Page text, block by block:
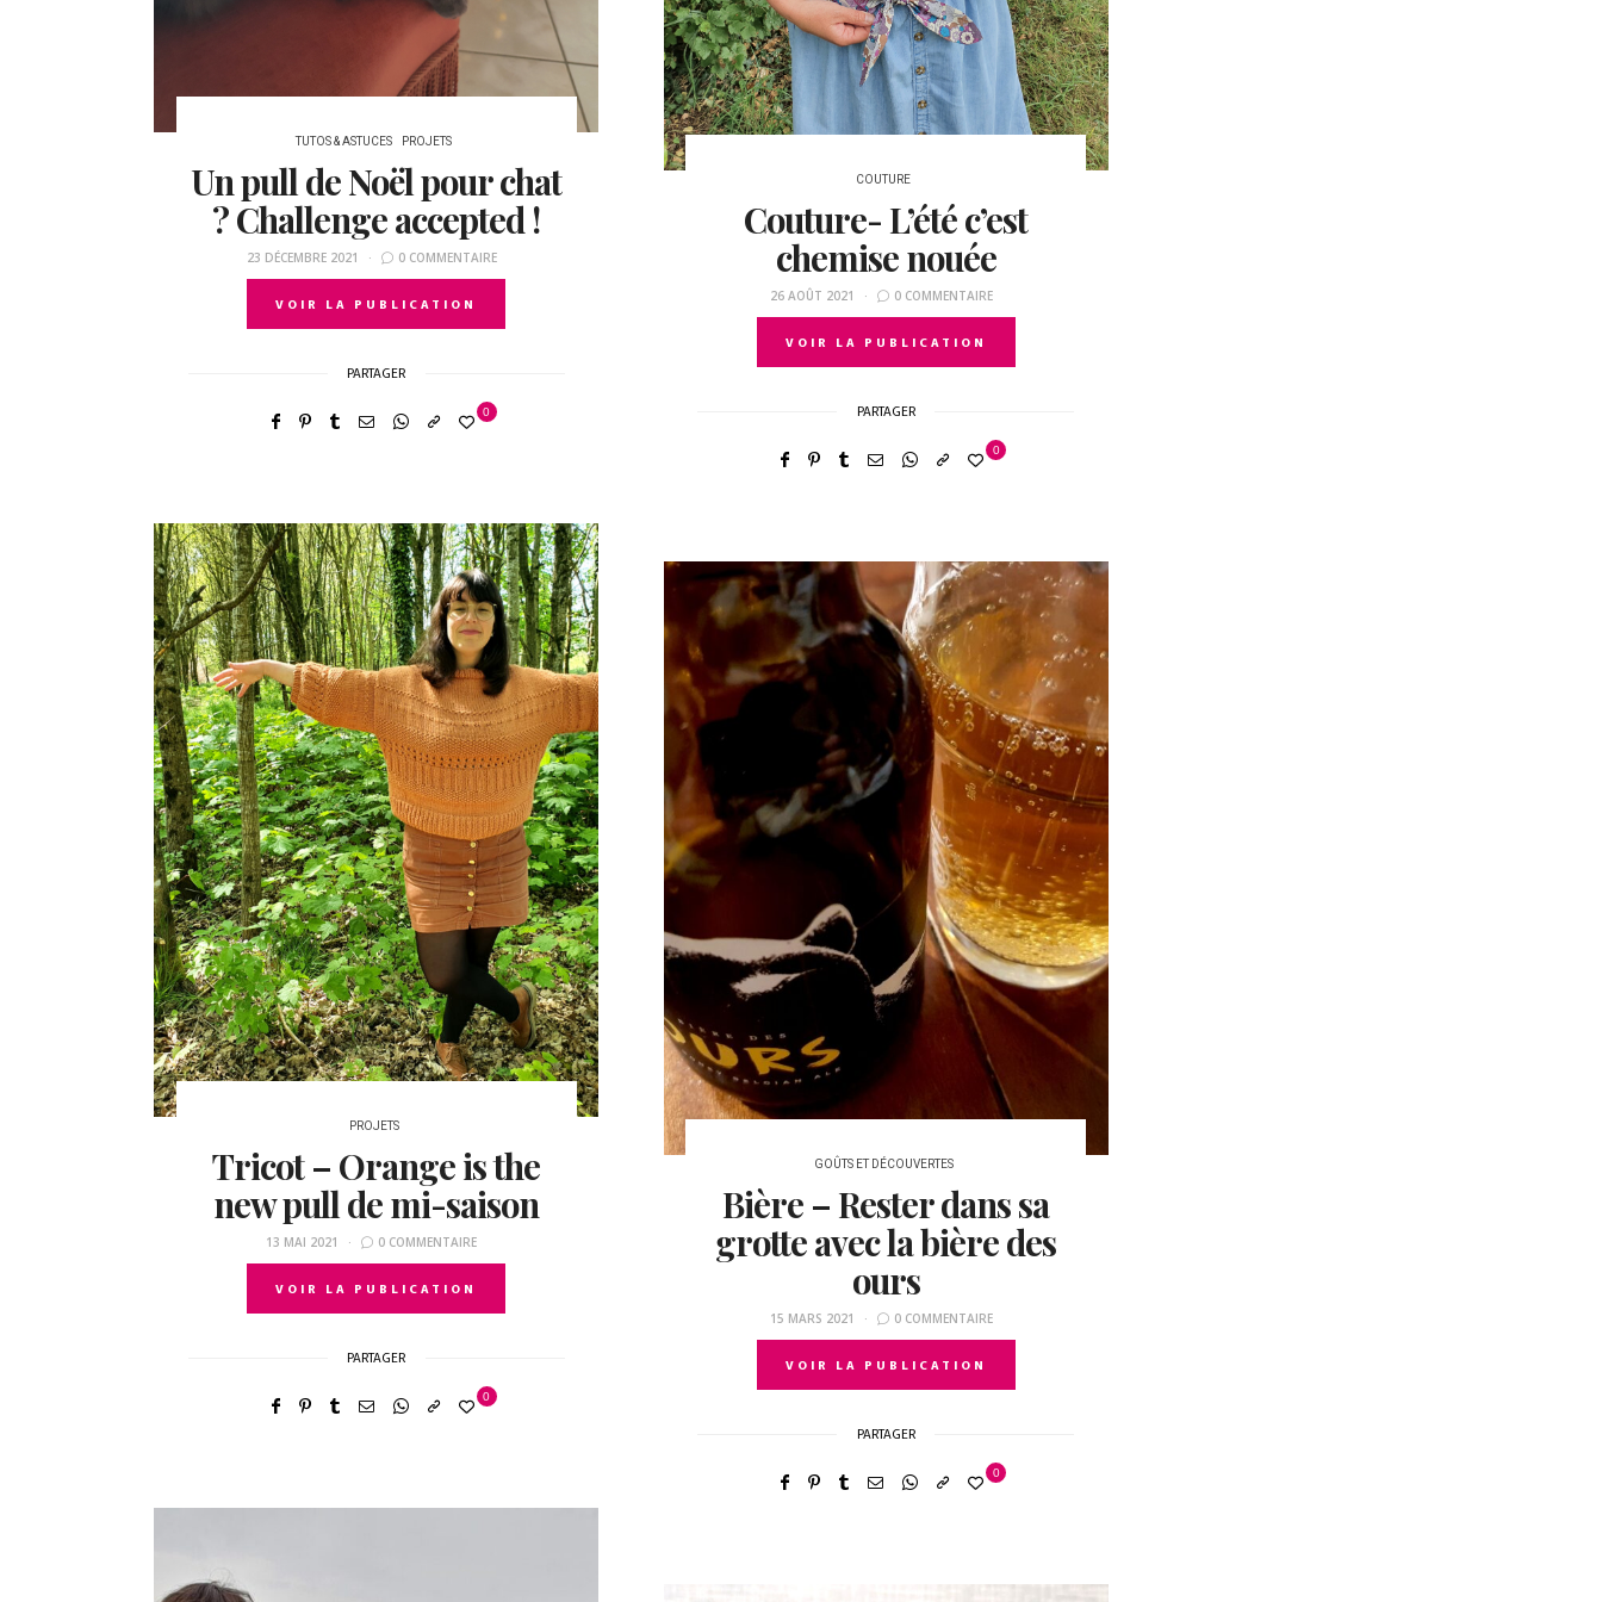
TUTOS & ASTUCES PROJETS
Un pull de Noël pour chat
? Challenge accepted !
23 DÉCEMBRE 2021 0 COMMENTAIRE
VOIR LA PUBLICATION
PARTAGER
0
COUTURE
Couture- L’été c’est
chemise nouée
26 AOÛT 2021 0 COMMENTAIRE
VOIR LA PUBLICATION
PARTAGER
0
PROJETS
Tricot – Orange is the
new pull de mi-saison
13 MAI 2021 0 COMMENTAIRE
VOIR LA PUBLICATION
PARTAGER
0
GOÛTS ET DÉCOUVERTES
Bière – Rester dans sa
grotte avec la bière des
ours
15 MARS 2021 0 COMMENTAIRE
VOIR LA PUBLICATION
PARTAGER
0